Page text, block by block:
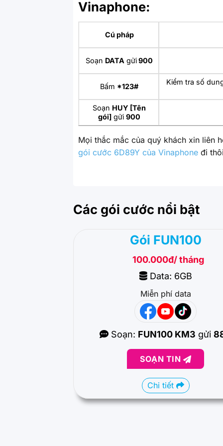
Vinaphone:
Cú pháp
Soạn DATA gửi900
Bấm *123#
Kiểm tra số
Soạn HUY [Tên
gói] gửi900
Mọi thắc mắc của quý khách xin liên
gói cước 6D89Y của Vinaphone đi
Các gói cước nổi bật
Gói FUN100
100.000đ/ tháng
Data: 6GB
Miễn phí data
Soạn: FUN100 KM3 gửi
SOẠN TIN
Chi tiết